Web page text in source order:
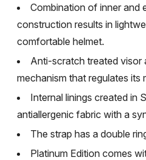
Combination of inner and
construction results in
comfortable helmet.
Anti-scratch treated visor
mechanism that regulates its
Internal linings created in
antiallergenic fabric with a
The strap has a double
Platinum Edition comes